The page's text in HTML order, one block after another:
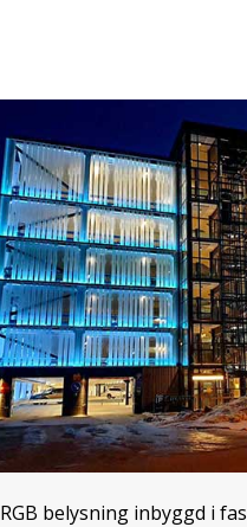
RGB belysning inbyggd i